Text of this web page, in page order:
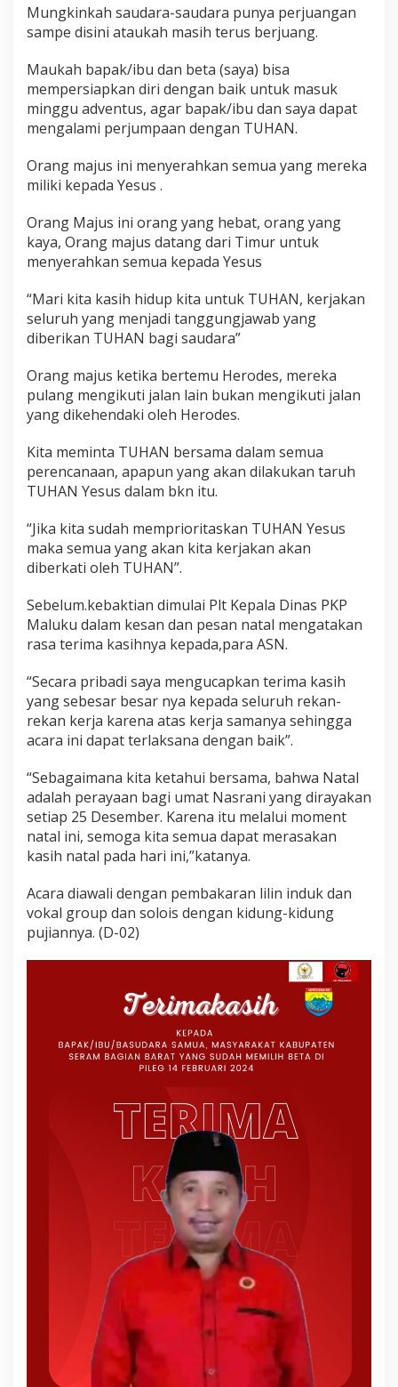
Mungkinkah saudara-saudara punya perjuangan
sampe disini ataukah masih terus berjuang.
Maukah bapak/ibu dan beta (saya) bisa
mempersiapkan diri dengan baik untuk masuk
minggu adventus, agar bapak/ibu dan saya dapat
mengalami perjumpaan dengan TUHAN.
Orang majus ini menyerahkan semua yang mereka
miliki kepada Yesus .
Orang Majus ini orang yang hebat, orang yang
kaya, Orang majus datang dari Timur untuk
menyerahkan semua kepada Yesus
“Mari kita kasih hidup kita untuk TUHAN, kerjakan
seluruh yang menjadi tanggungjawab yang
diberikan TUHAN bagi saudara”
Orang majus ketika bertemu Herodes, mereka
pulang mengikuti jalan lain bukan mengikuti jalan
yang dikehendaki oleh Herodes.
Kita meminta TUHAN bersama dalam semua
perencanaan, apapun yang akan dilakukan taruh
TUHAN Yesus dalam bkn itu.
“Jika kita sudah memprioritaskan TUHAN Yesus
maka semua yang akan kita kerjakan akan
diberkati oleh TUHAN”.
Sebelum.kebaktian dimulai Plt Kepala Dinas PKP
Maluku dalam kesan dan pesan natal mengatakan
rasa terima kasihnya kepada,para ASN.
“Secara pribadi saya mengucapkan terima kasih
yang sebesar besar nya kepada seluruh rekan-
rekan kerja karena atas kerja samanya sehingga
acara ini dapat terlaksana dengan baik”.
“Sebagaimana kita ketahui bersama, bahwa Natal
adalah perayaan bagi umat Nasrani yang dirayakan
setiap 25 Desember. Karena itu melalui moment
natal ini, semoga kita semua dapat merasakan
kasih natal pada hari ini,”katanya.
Acara diawali dengan pembakaran lilin induk dan
vokal group dan solois dengan kidung-kidung
pujiannya. (D-02)